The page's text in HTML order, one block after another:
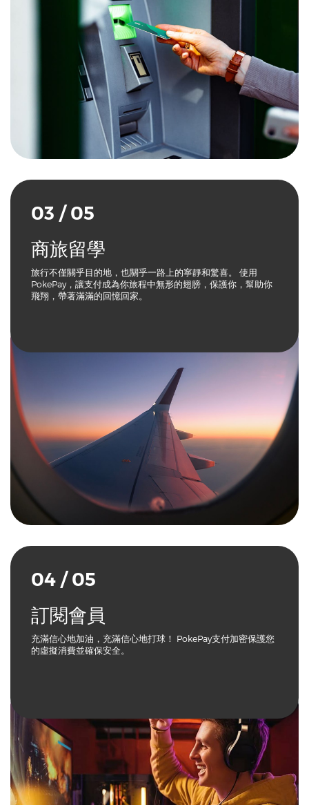
03 / 05
商旅留學
旅行不僅關乎目的地，也關乎一路上的寧靜和驚喜。 使用
PokePay，讓支付成為你旅程中無形的翅膀，保護你，幫助你
飛翔，帶著滿滿的回憶回家。
04 / 05
訂閱會員
充滿信心地加油，充滿信心地打球！ PokePay支付加密保護您
的虛擬消費並確保安全。